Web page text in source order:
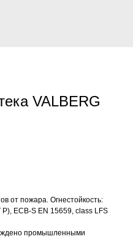
VALBERG
от пожара. Огнестойкость:
ECB-S EN 15659, class LFS
промышленными